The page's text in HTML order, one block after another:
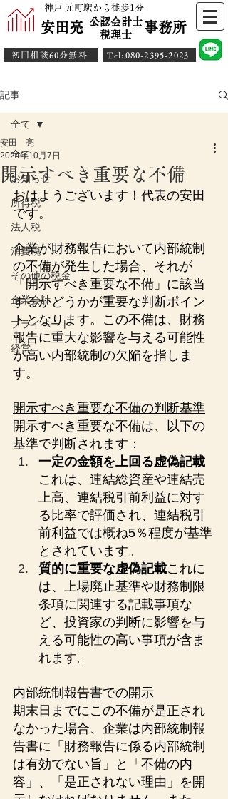
神戸 元町駅から徒歩1分
安田亮 事務所
公認会計士
​税理士
初回相談60分無料 ​Tel:080-2395-2023
記事
全て
お知らせ
所得税
法人税
消費税
その他の税金
企業会計
プライベート
経営
全て
開示すべき重要な不備
安田 亮
2024年10月7日
おはようございます！代表の安田
です。
企業が財務報告において内部統制
の不備が発生した場合、それが
「開示すべき重要な不備」に該当
するかどうかが重要な判断ポイン
トとなります。この不備は、財務
報告に重大な影響を与える可能性
が高い内部統制の欠陥を指しま
す。
開示すべき重要な不備の判断基準
開示すべき重要な不備は、以下の
基準で判断されます：
一定の金額を上回る虚偽記載
これは、連結総資産や連結売
上高、連結税引前利益に対す
る比率で評価され、連結税引
前利益では概ね5％程度が基準
とされています。
質的に重要な虚偽記載これに
は、上場廃止基準や財務制限
条項に関連する記載事項な
ど、投資家の判断に影響を与
える可能性の高い事項が含ま
れます。
内部統制報告書での開示
期末日までにこの不備が是正され
なかった場合、企業は内部統制報
告書に「財務報告に係る内部統制
は有効でない旨」と「不備の内
容」、「是正されない理由」を開